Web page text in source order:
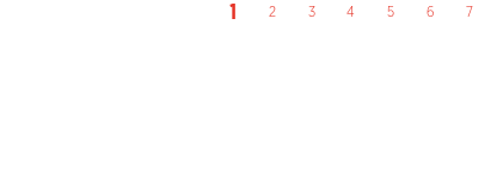
1 2 3 4 5 6 7